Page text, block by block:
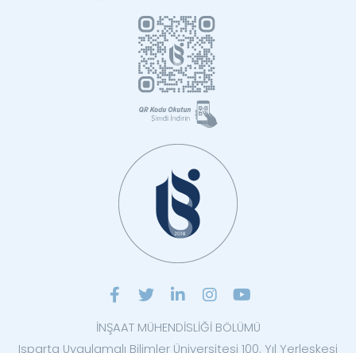
İNŞAAT MÜHENDİSLİĞİ BÖLÜMÜ
Isparta Uygulamalı Bilimler Üniversitesi 100. Yıl Yerleşkesi